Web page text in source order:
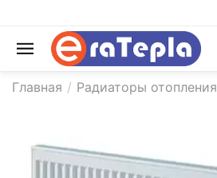
Главная / Радиаторы отопления